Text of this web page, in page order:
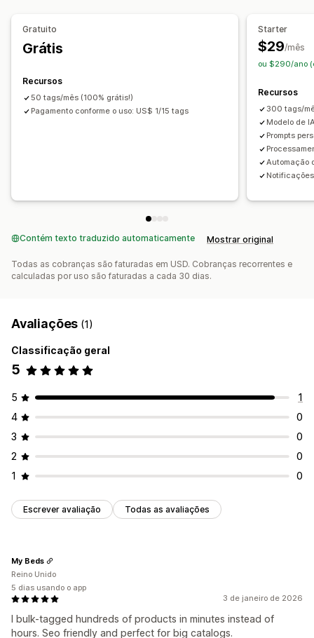
Gratuito
Grátis
Recursos
50 tags/mês (100% grátis!)
Pagamento conforme o uso: US$ 1/15 tags
Starter
$29/mês
ou $290/ano
Recursos
300 tags/
Modelo de
Prompts
Automação
Contém texto traduzido automaticamente Mostrar original
Todas as cobranças são faturadas em USD. Cobranças recorrentes e
calculadas por uso são faturadas a cada 30 dias.
Avaliações (1)
Classificação geral
5
5
1
4
0
3
0
2
0
1
0
Escrever avaliação Todas as avaliações
3 de janeiro de 2026
I bulk-tagged hundreds of products in minutes instead of
hours. Seo friendly and perfect for big catalogs.
My Beds
Reino Unido
5 dias usando o app